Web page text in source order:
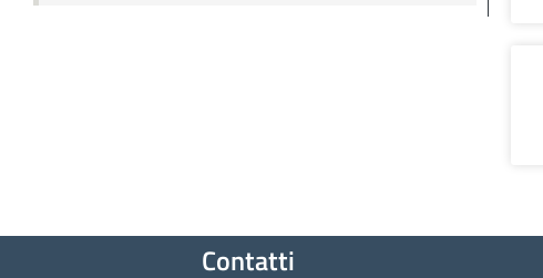
Contatti